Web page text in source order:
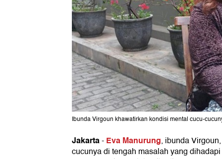
Ibunda Virgoun khawatirkan kondisi mental cucu-
Jakarta-Eva Manurung, ibunda
cucunya di tengah masalah yang